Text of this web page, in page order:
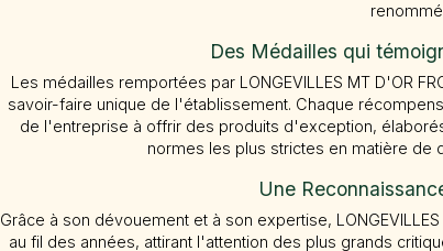
Des Médailles qui
Les médailles remportées par LONGEVILLES MT D'OR
savoir-faire unique de l'établissement. Chaque
de l'entreprise à offrir des produits d'exception,
normes les plus strictes en matière de
Une
Grâce à son dévouement et à son expertise,
au fil des années, attirant l'attention des plus grands